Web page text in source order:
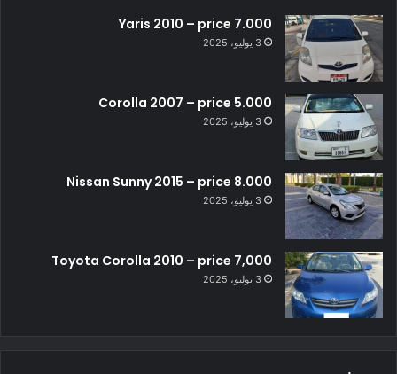
Yaris 2010 – price 7.000
3 يوليو، 2025
Corolla 2007 – price 5.000
3 يوليو، 2025
Nissan Sunny 2015 – price 8.000
3 يوليو، 2025
Toyota Corolla 2010 – price 7,000
3 يوليو، 2025